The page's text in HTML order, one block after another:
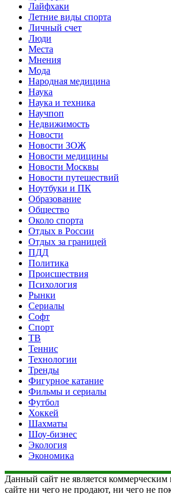
Лайфхаки
Летние виды спорта
Личный счет
Люди
Места
Мнения
Мода
Народная медицина
Наука
Наука и техника
Научпоп
Недвижимость
Новости
Новости ЗОЖ
Новости медицины
Новости Москвы
Новости путешествий
Ноутбуки и ПК
Образование
Общество
Около спорта
Отдых в России
Отдых за границей
ПДД
Политика
Происшествия
Психология
Рынки
Сериалы
Софт
Спорт
ТВ
Теннис
Технологии
Тренды
Фигурное катание
Фильмы и сериалы
Футбол
Хоккей
Шахматы
Шоу-бизнес
Экология
Экономика
Данный сайт не является
сайте ни чего не продают, ни чего не